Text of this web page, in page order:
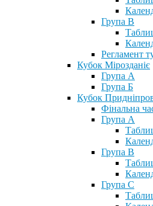
Група В
Регламент
Кубок Мірозданіє
Група А
Група Б
Кубок
Фінальна
Група А
Група В
Група С